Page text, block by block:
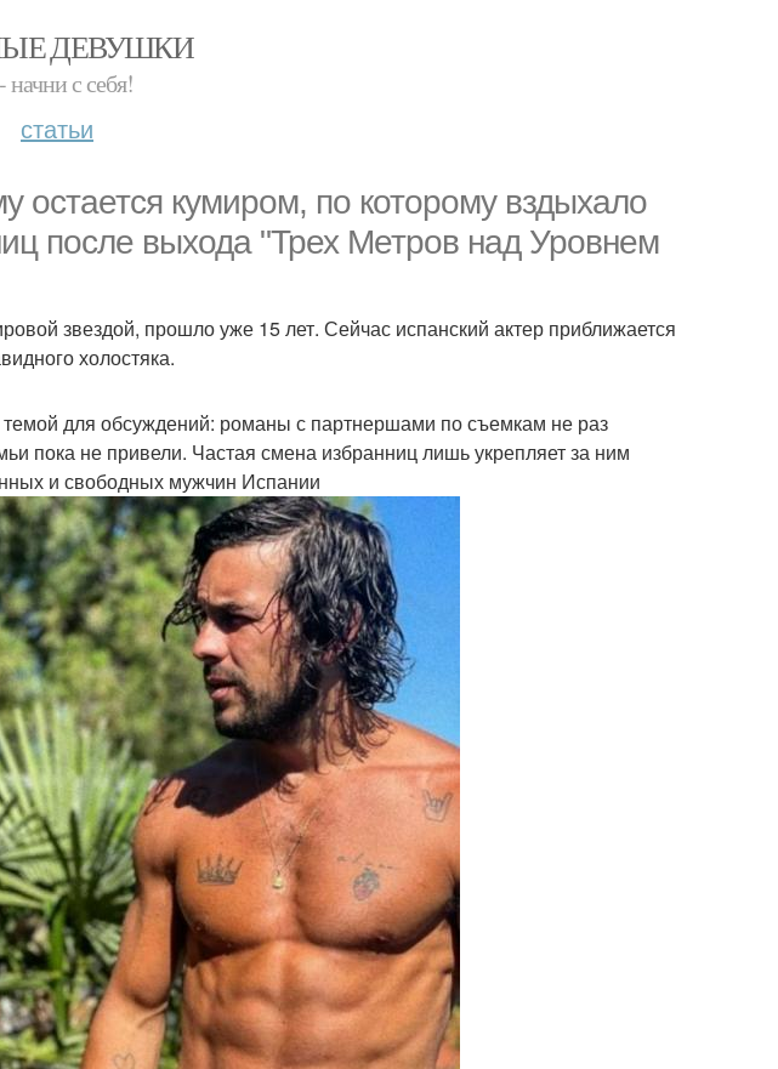
ДЕВУШКИ
с себя!
статьи
остается кумиром, по которому вздыхало
после выхода "Трех Метров над Уровнем
звездой, прошло уже 15 лет. Сейчас испанский актер приближается
холостяка.
темой для обсуждений: романы с партнершами по съемкам не раз
пока не привели. Частая смена избранниц лишь укрепляет за ним
и свободных мужчин Испании